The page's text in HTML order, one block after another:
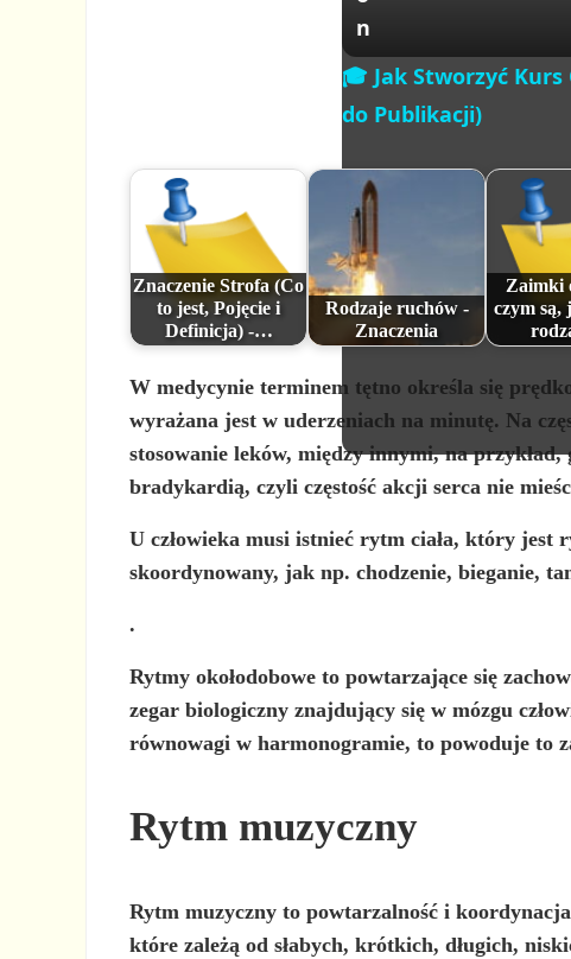
n
🎓 Jak Stworzyć
do Publikacji)
Znaczenie Strofa (Co
to jest, Pojęcie i
Definicja) -…
Rodzaje ruchów -
Znaczenia
Zaimki
czym są,
W medycynie terminem tętno określa się
wyrażana jest w uderzeniach na minutę. Na
stosowanie leków, między innymi, na
bradykardią, czyli częstość akcji serca nie
U człowieka musi istnieć rytm ciała, który
skoordynowany, jak np. chodzenie, bieganie,
.
Rytmy okołodobowe to powtarzające się
zegar biologiczny znajdujący się w mózgu
równowagi w harmonogramie, to powoduje to
Rytm muzyczny
Rytm muzyczny to powtarzalność i
które zależą od słabych, krótkich, długich,